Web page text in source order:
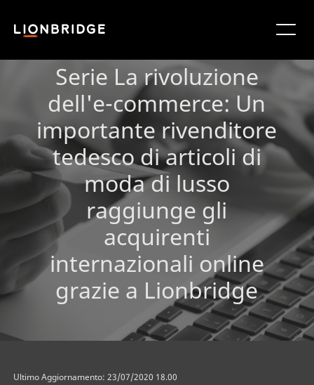
Serie La rivoluzione
dell'e-commerce: Un
importante rivenditore
tedesco di articoli di
moda di lusso
raggiunge gli
acquirenti
internazionali online
grazie a Lionbridge
Ultimo Aggiornamento: 23/07/2020 18.00